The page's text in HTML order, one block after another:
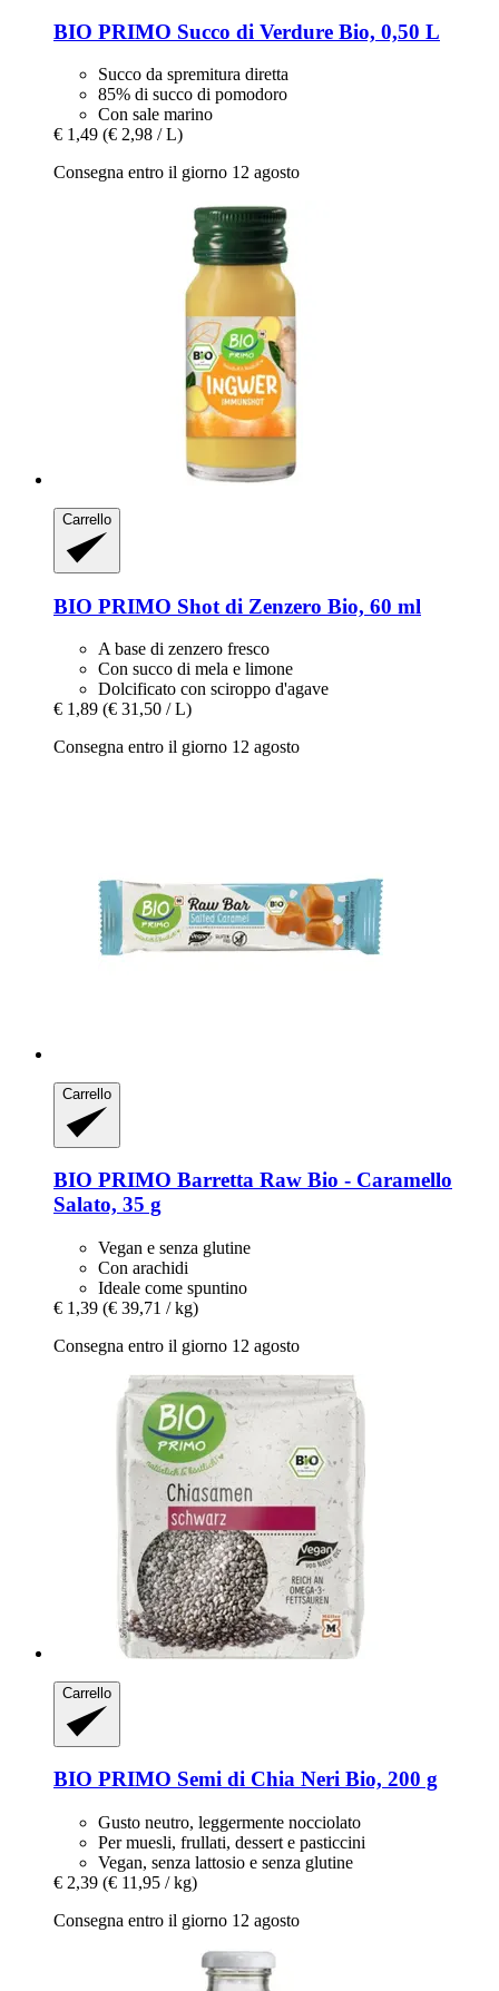
BIO PRIMO Succo di Verdure Bio, 0,50 L
Succo da spremitura diretta
85% di succo di pomodoro
Con sale marino
€ 1,49 (€ 2,98 / L)
Consegna entro il giorno 12 agosto
Carrello
BIO PRIMO Shot di Zenzero Bio, 60 ml
A base di zenzero fresco
Con succo di mela e limone
Dolcificato con sciroppo d'agave
€ 1,89 (€ 31,50 / L)
Consegna entro il giorno 12 agosto
Carrello
BIO PRIMO Barretta Raw Bio -​ Caramello
Salato, 35 g
Vegan e senza glutine
Con arachidi
Ideale come spuntino
€ 1,39 (€ 39,71 / kg)
Consegna entro il giorno 12 agosto
Carrello
BIO PRIMO Semi di Chia Neri Bio, 200 g
Gusto neutro, leggermente nocciolato
Per muesli, frullati, dessert e pasticcini
Vegan, senza lattosio e senza glutine
€ 2,39 (€ 11,95 / kg)
Consegna entro il giorno 12 agosto